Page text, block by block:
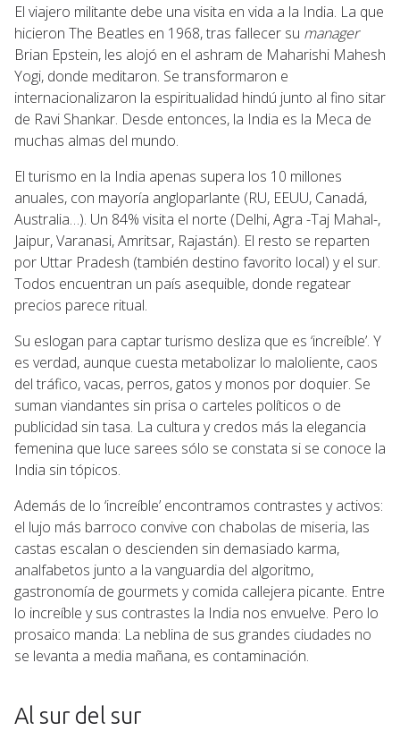
El viajero militante debe una visita en vida a la India. La que
hicieron The Beatles en 1968, tras fallecer su manager
Brian Epstein, les alojó en el ashram de Maharishi Mahesh
Yogi, donde meditaron. Se transformaron e
internacionalizaron la espiritualidad hindú junto al fino sitar
de Ravi Shankar. Desde entonces, la India es la Meca de
muchas almas del mundo.
El turismo en la India apenas supera los 10 millones
anuales, con mayoría angloparlante (RU, EEUU, Canadá,
Australia…). Un 84% visita el norte (Delhi, Agra -Taj Mahal-,
Jaipur, Varanasi, Amritsar, Rajastán). El resto se reparten
por Uttar Pradesh (también destino favorito local) y el sur.
Todos encuentran un país asequible, donde regatear
precios parece ritual.
Su eslogan para captar turismo desliza que es ‘increíble’. Y
es verdad, aunque cuesta metabolizar lo maloliente, caos
del tráfico, vacas, perros, gatos y monos por doquier. Se
suman viandantes sin prisa o carteles políticos o de
publicidad sin tasa. La cultura y credos más la elegancia
femenina que luce sarees sólo se constata si se conoce la
India sin tópicos.
Además de lo ‘increíble’ encontramos contrastes y activos:
el lujo más barroco convive con chabolas de miseria, las
castas escalan o descienden sin demasiado karma,
analfabetos junto a la vanguardia del algoritmo,
gastronomía de gourmets y comida callejera picante. Entre
lo increíble y sus contrastes la India nos envuelve. Pero lo
prosaico manda: La neblina de sus grandes ciudades no
se levanta a media mañana, es contaminación.
Al sur del sur